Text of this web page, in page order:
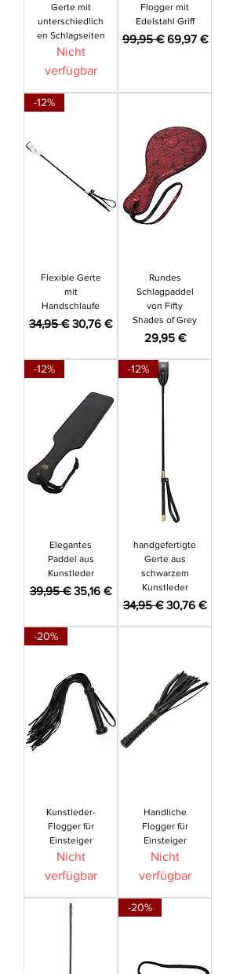
Gerte mit
unterschiedlich
en Schlagseiten
Nicht
verfügbar
Flogger mit
Edelstahl Griff
Standardpreis
99,95 € Sale-Preis
69,97 €
-12%
Flexible Gerte
mit
Handschlaufe
Standardpreis
34,95 € Sale-Preis
30,76 €
Rundes
Schlagpaddel
von Fifty
Shades of Grey
Preis
29,95 €
-12%
Elegantes
Paddel aus
Kunstleder
Standardpreis
39,95 € Sale-Preis
35,16 €
-12%
handgefertigte
Gerte aus
schwarzem
Kunstleder
Standardpreis
34,95 € Sale-Preis
30,76 €
-20%
Kunstleder-
Flogger für
Einsteiger
Nicht
verfügbar
Handliche
Flogger für
Einsteiger
Nicht
verfügbar
-20%